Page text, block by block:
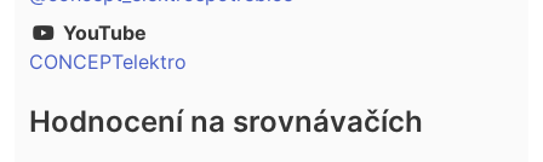
YouTube
CONCEPTelektro
Hodnocení na srovnávačích